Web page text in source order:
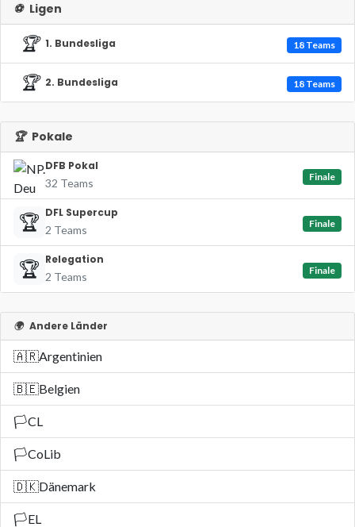
⚽ Ligen
🏆 1. Bundesliga 18 Teams
🏆 2. Bundesliga 18 Teams
🏆 Pokale
DFB Pokal
32 Teams
Finale
🏆 DFL Supercup
2 Teams
Finale
🏆 Relegation
2 Teams
Finale
🌍 Andere Länder
🇦🇷Argentinien
🇧🇪Belgien
🏳️CL
🏳️CoLib
🇩🇰Dänemark
🏳️EL